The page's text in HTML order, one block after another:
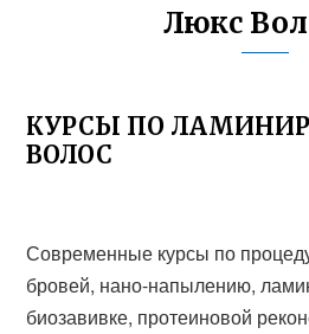
Люкс
КУРСЫ ПО
ВОЛОС
Современные курсы по
бровей, нано-напылению,
биозавивке, протеиновой